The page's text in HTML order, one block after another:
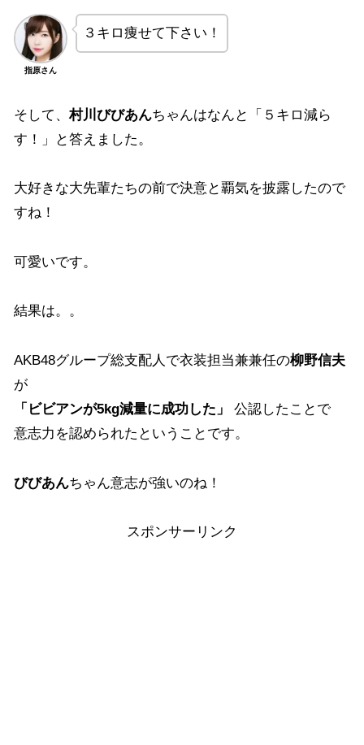
指原さん
３キロ痩せて下さい！
そして、村川びびあんちゃんはなんと「５キロ減ら
す！」と答えました。
大好きな大先輩たちの前で決意と覇気を披露したので
すね！
可愛いです。
結果は。。
AKB48グループ総支配人で衣装担当兼兼任の柳野信夫
が
「ビビアンが5kg減量に成功した」
公認したことで
意志力を認められたということです。
びびあんちゃん意志が強いのね！
スポンサーリンク